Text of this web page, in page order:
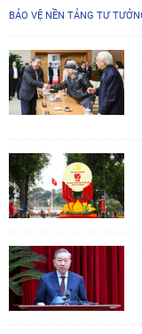
BẢO VỆ NỀN TẢNG TƯ